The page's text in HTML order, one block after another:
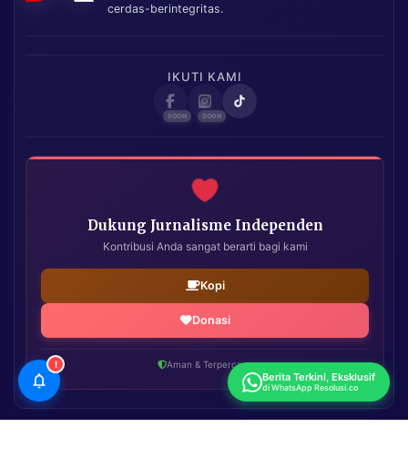
cerdas-berintegritas.
IKUTI KAMI
Dukung Jurnalisme Independen
Kontribusi Anda sangat berarti bagi kami
Kopi
Donasi
Aman & Terpercaya
!
Berita Terkini, Eksklusif
di WhatsApp Resolusi.co